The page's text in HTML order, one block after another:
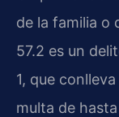
de la familia o
57.2 es un
1, que
multa de